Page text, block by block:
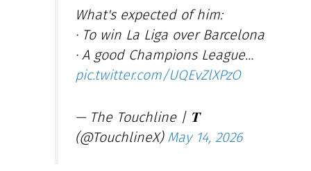
What's expected of him:
· To win La Liga over Barcelona
· A good Champions League…
pic.twitter.com/UQEvZlXPzO
— The Touchline | 𝐓
(@TouchlineX) May 14, 2026